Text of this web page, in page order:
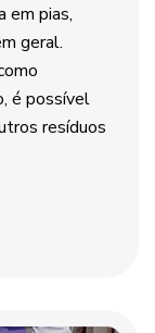
em pias,
geral.
é possível
resíduos